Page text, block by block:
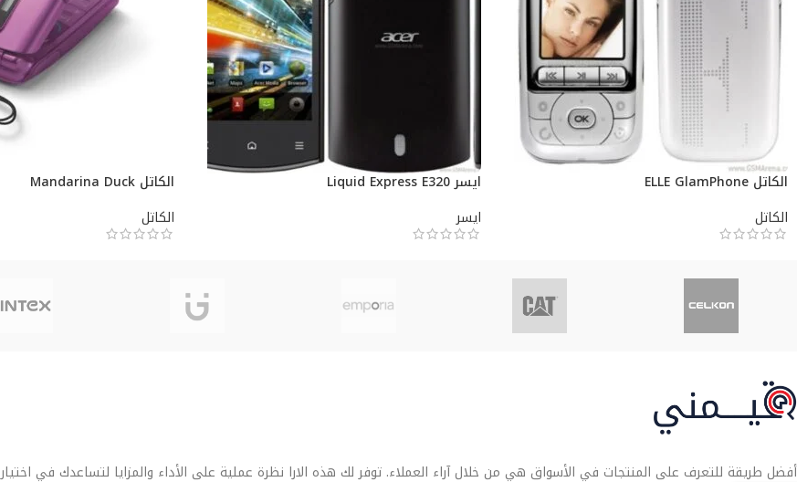
الكاتل ELLE GlamPhone
الكاتل
ايسر Liquid Express E320
ايسر
الكاتل Mandarina Duck
الكاتل
أفضل طريقة للتعرف على المنتجات في الأسواق هي من خلال آراء العملاء. توفر لك هذه الارا نظرة عملية على الأداء والمزايا لتساعدك في اختيار